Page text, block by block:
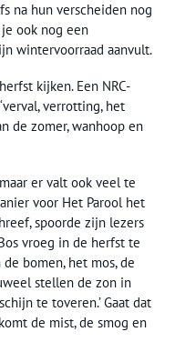
na hun verscheiden nog
ook nog een
wintervoorraad aanvult.
kijken. Een NRC-
verrotting, het
de zomer, wanhoop en
er valt ook veel te
voor Het Parool het
spoorde zijn lezers
vroeg in de herfst te
bomen, het mos, de
stellen de zon in
te toveren.’ Gaat dat
de mist, de smog en